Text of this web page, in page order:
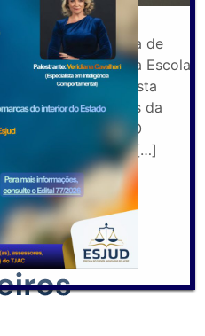
buscam maior
Ensino para troca de
A Direção da Escola
(Esjud) recebeu nesta
de membros da
Acre (Acadepol). O
com o […]